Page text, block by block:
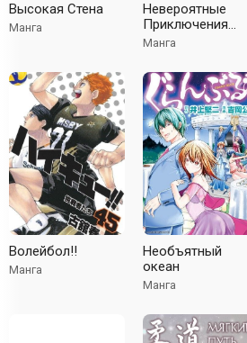
Высокая Стена
Манга
Невероятные
Приключения
ДжоДжо Часть 7:
Манга
Волейбол!!
Манга
Необъятный
океан
Манга